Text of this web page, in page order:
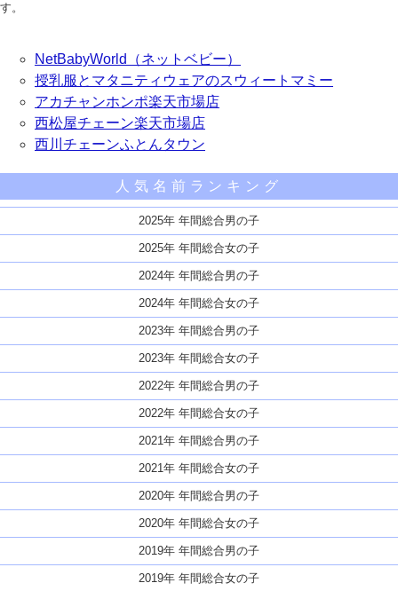
す。
NetBabyWorld（ネットベビー）
授乳服とマタニティウェアのスウィートマミー
アカチャンホンポ楽天市場店
西松屋チェーン楽天市場店
西川チェーンふとんタウン
人気名前ランキング
2025年 年間総合男の子
2025年 年間総合女の子
2024年 年間総合男の子
2024年 年間総合女の子
2023年 年間総合男の子
2023年 年間総合女の子
2022年 年間総合男の子
2022年 年間総合女の子
2021年 年間総合男の子
2021年 年間総合女の子
2020年 年間総合男の子
2020年 年間総合女の子
2019年 年間総合男の子
2019年 年間総合女の子